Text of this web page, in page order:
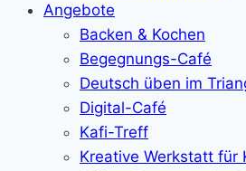
Angebote
Backen & Kochen
Begegnungs-Café
Deutsch üben im
Digital-Café
Kafi-Treff
Kreative Werkstatt für